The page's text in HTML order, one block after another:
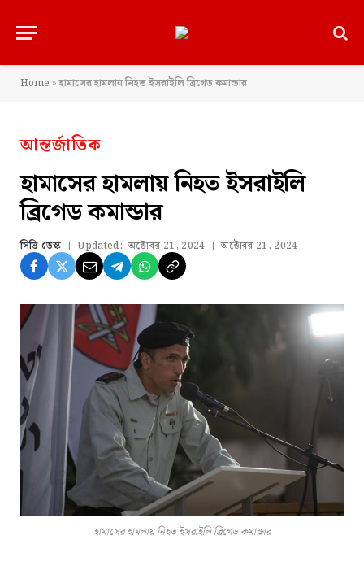
Home »হামাসের হামলায় নিহত ইসরাইলি ব্রিগেড কমান্ডার
আন্তর্জাতিক
হামাসের হামলায় নিহত ইসরাইলি
ব্রিগেড কমান্ডার
সিভি ডেস্ক Updated: অক্টোবর 21, 2024 অক্টোবর 21, 2024
হামাসের হামলায় নিহত ইসরাইলি ব্রিগেড কমান্ডার